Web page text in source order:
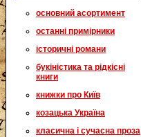
основний асортимент
останні примірники
історичні романи
букіністика та рідкісні
книги
книжки про Київ
козацька Україна
класична і сучасна проза